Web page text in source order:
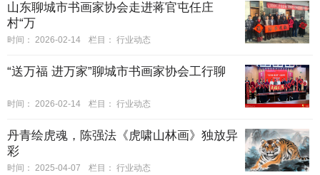
山东聊城市书画家协会走进蒋官屯任庄
村“万
时间： 2026-02-14 栏目： 行业动态
“送万福 进万家”聊城市书画家协会工行聊
时间： 2026-02-14 栏目： 行业动态
丹青绘虎魂，陈强法《虎啸山林画》独放异
彩
时间： 2025-04-07 栏目： 行业动态